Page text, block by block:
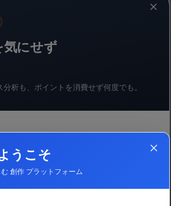
気にせず
析も、ポイントを消費せず何度でも。
ー1杯より安く。
うこそ
創作 プラットフォーム